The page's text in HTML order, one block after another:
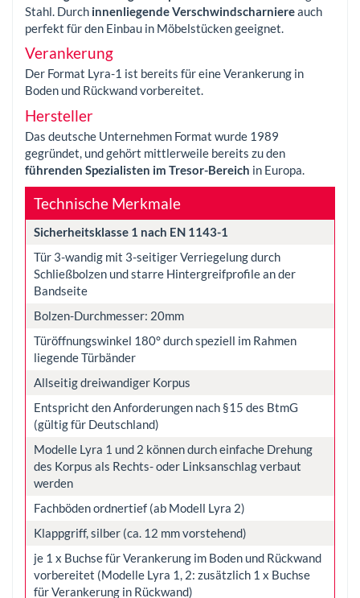
Stahl. Durch innenliegende Verschwindscharniereauch
perfekt für den Einbau in Möbelstücken geeignet.
Verankerung
Der Format Lyra-1 ist bereits für eine Verankerung in
Boden und Rückwand vorbereitet.
Hersteller
Das deutsche Unternehmen Format wurde 1989
gegründet, und gehört mittlerweile bereits zu den
führenden Spezialisten im Tresor-Bereich in Europa.
Technische Merkmale
Sicherheitsklasse 1 nach EN 1143-1
Tür 3-wandig mit 3-seitiger Verriegelung durch
Schließbolzen und starre Hintergreifprofile an der
Bandseite
Bolzen-Durchmesser: 20mm
Türöffnungswinkel 180° durch speziell im Rahmen
liegende Türbänder
Allseitig dreiwandiger Korpus
Entspricht den Anforderungen nach §15 des BtmG
(gültig für Deutschland)
Modelle Lyra 1 und 2 können durch einfache Drehung
des Korpus als Rechts- oder Linksanschlag verbaut
werden
Fachböden ordnertief (ab Modell Lyra 2)
Klappgriff, silber (ca. 12 mm vorstehend)
je 1 x Buchse für Verankerung im Boden und Rückwand
vorbereitet (Modelle Lyra 1, 2: zusätzlich 1 x Buchse
für Verankerung in Rückwand)